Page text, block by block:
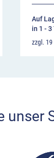
Auf
in 1 -
zzgl. 19
unser